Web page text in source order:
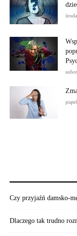
Czy przyjaźń damsko-
Dlaczego tak trudno